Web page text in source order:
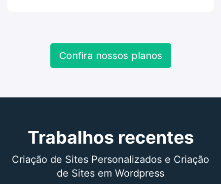
Confira nossos planos
Trabalhos recentes
Criação de Sites Personalizados e Criação
de Sites em Wordpress